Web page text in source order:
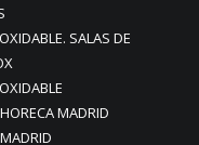
SALAS DE
MADRID